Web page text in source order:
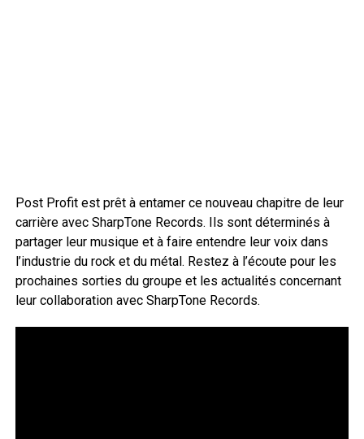
Post Profit est prêt à entamer ce nouveau chapitre de leur
carrière avec SharpTone Records. Ils sont déterminés à
partager leur musique et à faire entendre leur voix dans
l’industrie du rock et du métal. Restez à l’écoute pour les
prochaines sorties du groupe et les actualités concernant
leur collaboration avec SharpTone Records.